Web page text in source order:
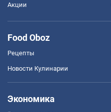
Акции
Food Oboz
Рецепты
Новости Кулинарии
Экономика